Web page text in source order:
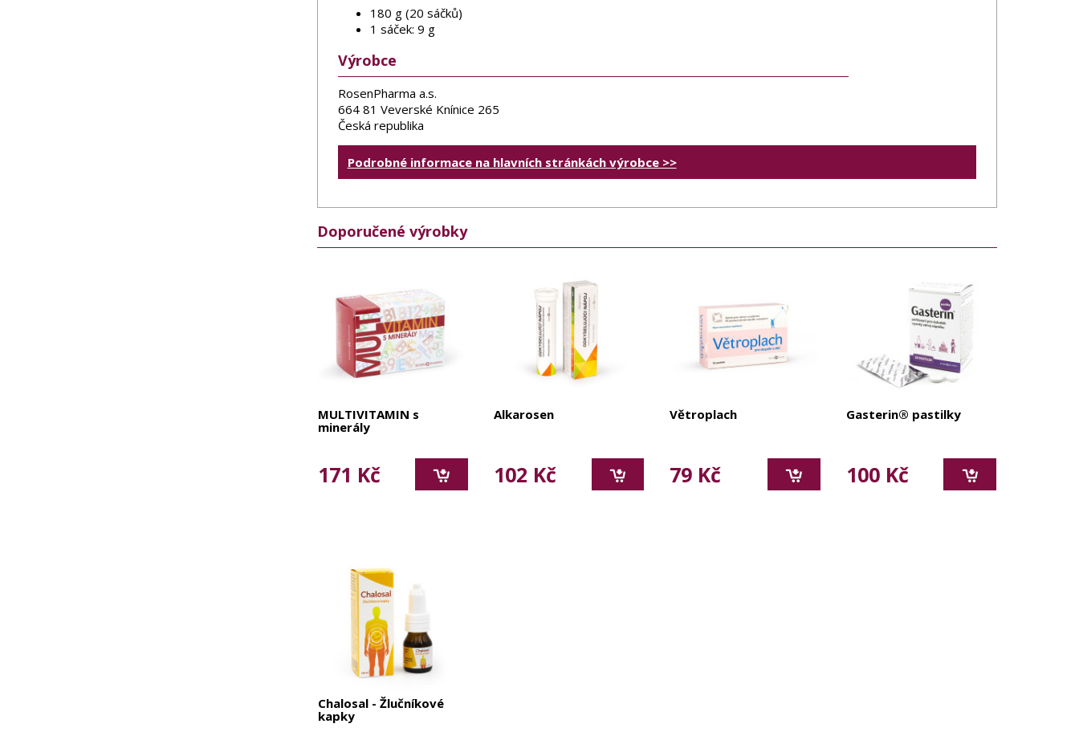
180 g (20 sáčků)
1 sáček: 9 g
Výrobce
RosenPharma a.s.
664 81 Veverské Knínice 265
Česká republika
Podrobné informace na hlavních stránkách výrobce >>
Doporučené výrobky
MULTIVITAMIN s
minerály
171 Kč
Alkarosen
102 Kč
Větroplach
79 Kč
Gasterin® pastilky
100 Kč
Chalosal - Žlučníkové
kapky